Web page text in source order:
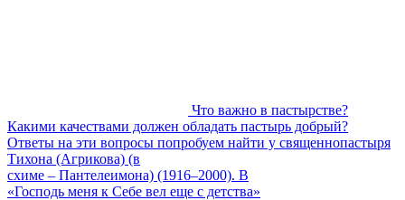
Что важно в пастырстве?
Какими качествами должен обладать пастырь добрый?
Ответы на эти вопросы попробуем найти у священнопастыря
Тихона (Агрикова) (в
схиме – Пантелеимона) (1916–2000). В
«Господь меня к Себе вел еще с детства»